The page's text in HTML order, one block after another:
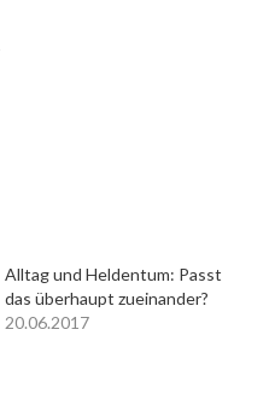
Alltag und Heldentum: Passt
das überhaupt zueinander?
20.06.2017